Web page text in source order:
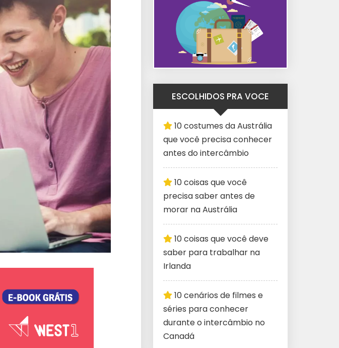
ESCOLHIDOS PRA VOCE
10 costumes da Austrália
que você precisa conhecer
antes do intercâmbio
10 coisas que você
precisa saber antes de
morar na Austrália
10 coisas que você deve
saber para trabalhar na
Irlanda
10 cenários de filmes e
séries para conhecer
durante o intercâmbio no
Canadá